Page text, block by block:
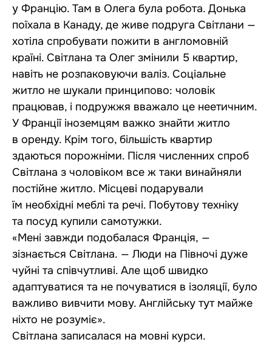
у Францію. Там в Олега була робота. Донька
поїхала в Канаду, де живе подруга Світлани —
хотіла спробувати пожити в англомовній
країні. Світлана та Олег змінили 5 квартир,
навіть не розпаковуючи валіз. Соціальне
житло не шукали принципово: чоловік
працював, і подружжя вважало це неетичним.
У Франції іноземцям важко знайти житло
в оренду. Крім того, більшість квартир
здаються порожніми. Після численних спроб
Світлана з чоловіком все ж таки винайняли
постійне житло. Місцеві подарували
їм необхідні меблі та речі. Побутову техніку
та посуд купили самотужки.
«Мені завжди подобалася Франція, —
зізнається Світлана. — Люди на Півночі дуже
чуйні та співчутливі. Але щоб швидко
адаптуватися та не почуватися в ізоляції, було
важливо вивчити мову. Англійську тут майже
ніхто не розуміє».
Світлана записалася на мовні курси.